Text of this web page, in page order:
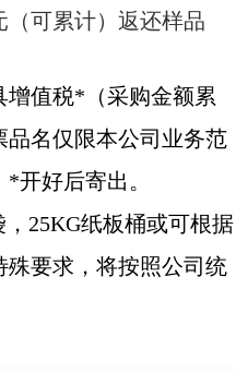
（可累计）返还样品
增值税*（采购金额累
品名仅限本公司业务范
开好后寄出。
，25KG纸板桶或可根据
要求，将按照公司统